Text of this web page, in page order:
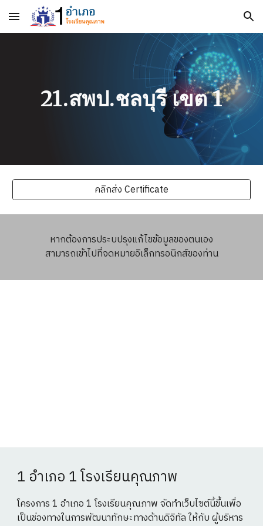
Skip to main content Skip to navigation
21.สพป.ชลบุรี เขต 1
คลิกส่ง Certificate
หากต้องการประบปรุงแก้ไขข้อมูลของตนเอง
สามารถเข้าไปที่จดหมายอิเล็กทรอนิกส์ของท่าน
1 อำเภอ 1 โรงเรียนคุณภาพ
โครงการ 1 อำเภอ 1 โรงเรียนคุณภาพ จัดทำเว็บไซต์นี้ขึ้นเพื่อ
เป็นช่องทางในการพัฒนาทักษะทางด้านดิจิทัล ให้กับ ผู้บริหาร